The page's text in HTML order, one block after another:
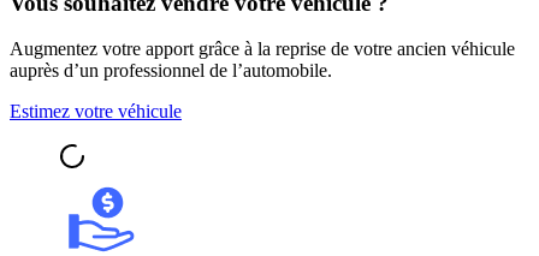
Augmentez votre apport grâce à la reprise de votre ancien véhicule
auprès d’un professionnel de l’automobile.
Estimez votre véhicule